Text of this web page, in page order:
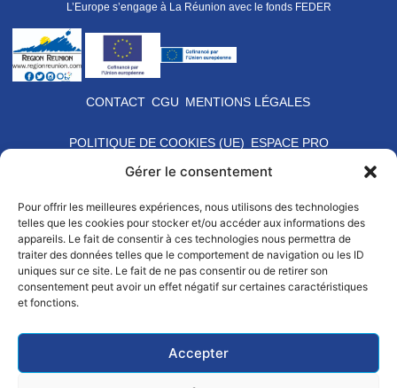
Gérer le consentement
Pour offrir les meilleures expériences, nous utilisons des technologies
telles que les cookies pour stocker et/ou accéder aux informations des
appareils. Le fait de consentir à ces technologies nous permettra de
traiter des données telles que le comportement de navigation ou les ID
uniques sur ce site. Le fait de ne pas consentir ou de retirer son
consentement peut avoir un effet négatif sur certaines caractéristiques
et fonctions.
Accepter
L’Europe s’engage à La Réunion avec le fonds FEDER
CONTACT CGU MENTIONS LÉGALES
POLITIQUE DE COOKIES (UE) ESPACE PRO